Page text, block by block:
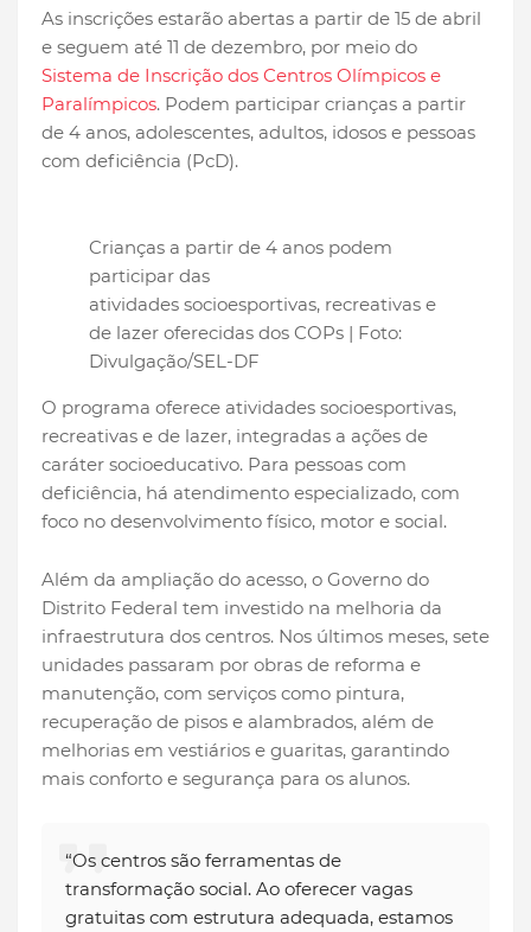
As inscrições estarão abertas a partir de 15 de abril
e seguem até 11 de dezembro, por meio do
Sistema de Inscrição dos Centros Olímpicos e
Paralímpicos. Podem participar crianças a partir
de 4 anos, adolescentes, adultos, idosos e pessoas
com deficiência (PcD).
Crianças a partir de 4 anos podem
participar das
atividades socioesportivas, recreativas e
de lazer oferecidas dos COPs | Foto:
Divulgação/SEL-DF
O programa oferece atividades socioesportivas,
recreativas e de lazer, integradas a ações de
caráter socioeducativo. Para pessoas com
deficiência, há atendimento especializado, com
foco no desenvolvimento físico, motor e social.
Além da ampliação do acesso, o Governo do
Distrito Federal tem investido na melhoria da
infraestrutura dos centros. Nos últimos meses, sete
unidades passaram por obras de reforma e
manutenção, com serviços como pintura,
recuperação de pisos e alambrados, além de
melhorias em vestiários e guaritas, garantindo
mais conforto e segurança para os alunos.
“Os centros são ferramentas de
transformação social. Ao oferecer vagas
gratuitas com estrutura adequada, estamos